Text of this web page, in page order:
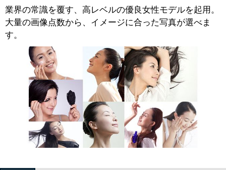
業界の常識を覆す、高レベルの優良女性モデルを起用。
大量の画像点数から、イメージに合った写真が選べま
す。